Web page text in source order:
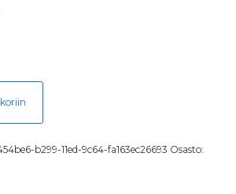
koko 9 määrä
b299-11ed-9c64-fa163ec26693 Osasto: